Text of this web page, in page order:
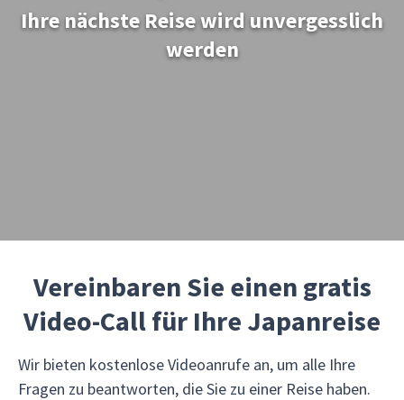
Ihre nächste Reise wird unvergesslich
werden
Vereinbaren Sie einen gratis
Video-Call für Ihre Japanreise
Wir bieten kostenlose Videoanrufe an, um alle Ihre
Fragen zu beantworten, die Sie zu einer Reise haben.